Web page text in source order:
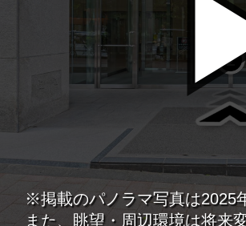
ベルサール新宿南口
新宿住友スカイルーム
ベルサール西新宿
秋葉原・神田・東京エリア
ベルサール八重洲
ベルサール秋葉原
飯田橋・九段・半蔵門・神保町エリ